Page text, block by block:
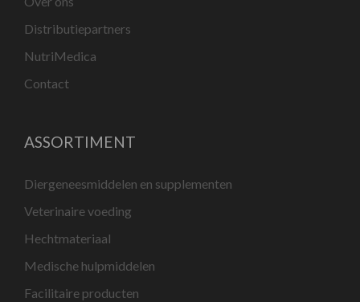
Distributiepartners
NutriMedica
Contact
ASSORTIMENT
Diergeneesmiddelen en supplementen
Veterinaire voeding
Hechtmateriaal
Medische hulpmiddelen
Facilitaire producten